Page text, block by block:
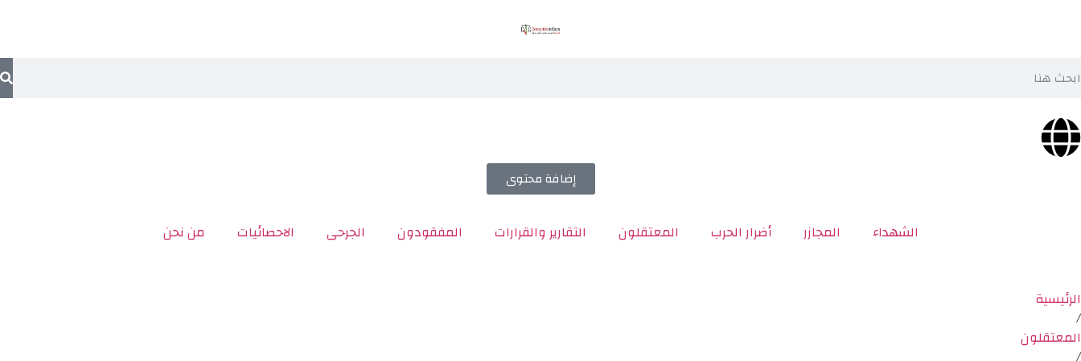
إضافة محتوى
الشهداء المجازر أضرار الحرب المعتقلون التقارير والقرارات المفقودون الجرحى الاحصائيات من نحن
الرئيسية
/
المعتقلون